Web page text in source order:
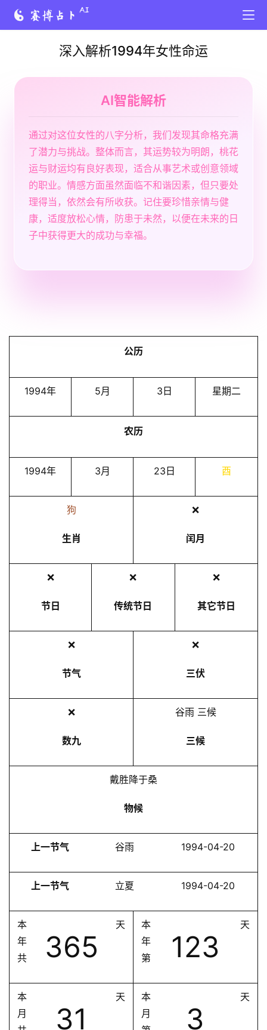
深入解析1994年女性命运
AI智能解析
通过对这位女性的八字分析，我们发现其命格充满
了潜力与挑战。整体而言，其运势较为明朗，桃花
运与财运均有良好表现，适合从事艺术或创意领域
的职业。情感方面虽然面临不和谐因素，但只要处
理得当，依然会有所收获。记住要珍惜亲情与健
康，适度放松心情，防患于未然，以便在未来的日
子中获得更大的成功与幸福。
公历
1994年 5月 3日 星期二
农历
1994年 3月 23日 酉
狗
生肖
❌
闰月
❌
节日
❌
传统节日
❌
其它节日
❌
节气
❌
三伏
❌
数九
谷雨 三候
三候
戴胜降于桑
物候
上一节气 谷雨 1994-04-20
上一节气 立夏 1994-04-20
本
年
共
365
天
本
年
第
123
天
本
月
31
天
本
月
3
天